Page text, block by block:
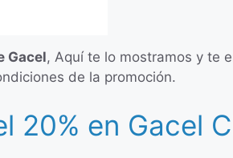
Gacel, Aquí te lo mostramos y te
de la promoción.
20% en Gacel